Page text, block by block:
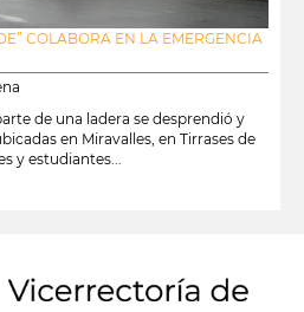
COLABORA EN LA EMERGENCIA
de una ladera se desprendió y
en Miravalles, en Tirrases de
y estudiantes...